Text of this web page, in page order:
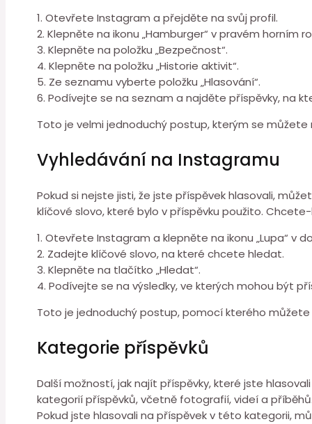
1. Otevřete Instagram a přejděte na svůj profil.
2. Klepněte na ikonu „Hamburger“ v pravém horním
3. Klepněte na položku „Bezpečnost“.
4. Klepněte na položku „Historie aktivit“.
5. Ze seznamu vyberte položku „Hlasování“.
6. Podívejte se na seznam a najděte příspěvky, na
Toto je velmi jednoduchý postup, kterým se
Vyhledávání na Instagramu
Pokud si nejste jisti, že jste příspěvek hlasovali,
klíčové slovo, které bylo v příspěvku použito.
1. Otevřete Instagram a klepněte na ikonu „Lupa“ v
2. Zadejte klíčové slovo, na které chcete hledat.
3. Klepněte na tlačítko „Hledat“.
4. Podívejte se na výsledky, ve kterých mohou být
Toto je jednoduchý postup, pomocí kterého
Kategorie příspěvků
Další možností, jak najít příspěvky, které jste
kategorií příspěvků, včetně fotografií, videí a
Pokud jste hlasovali na příspěvek v této kategorii,